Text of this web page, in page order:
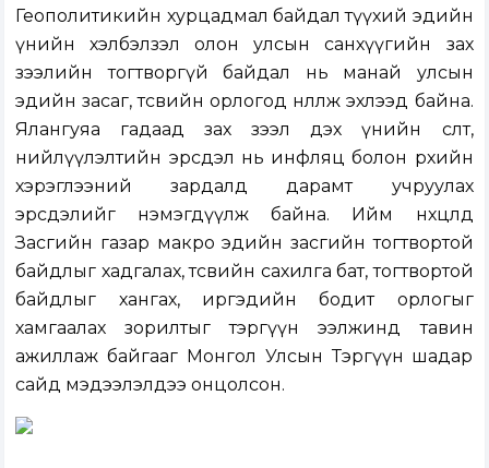
Геополитикийн хурцадмал байдал түүхий эдийн
үнийн хэлбэлзэл олон улсын санхүүгийн зах
зээлийн тогтворгүй байдал нь манай улсын
эдийн засаг, төсвийн орлогод нөлөөлж эхлээд байна.
Ялангуяа гадаад зах зээл дэх үнийн өсөлт,
нийлүүлэлтийн эрсдэл нь инфляц болон өрхийн
хэрэглээний зардалд дарамт учруулах
эрсдэлийг нэмэгдүүлж байна. Ийм нөхцөлд
Засгийн газар макро эдийн засгийн тогтвортой
байдлыг хадгалах, төсвийн сахилга бат, тогтвортой
байдлыг хангах, иргэдийн бодит орлогыг
хамгаалах зорилтыг тэргүүн ээлжинд тавин
ажиллаж байгааг Монгол Улсын Тэргүүн шадар
сайд мэдээлэлдээ онцолсон.